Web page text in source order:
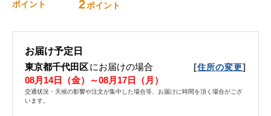
ポイント 2ポイント
お届け予定日
東京都千代田区にお届けの場合 [住所の変更]
08月14日（金）～08月17日（月）
交通状況・天候の影響や注文が集中した場合等、お届けに時間を頂く場合がござ
います。